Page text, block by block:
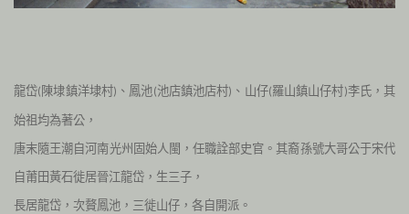
龍岱(陳埭鎮洋埭村) 、鳳池 (池店鎮池店村) 、山仔(羅山鎮山仔村)李氏，其
始祖均為著公，
唐末隨王潮自河南光州固始人閩，任職詮部史官。其裔孫號大哥公于宋代
自莆田黃石徙居晉江龍岱，生三子，
長居龍岱，次贅鳳池，三徙山仔，各自開派。